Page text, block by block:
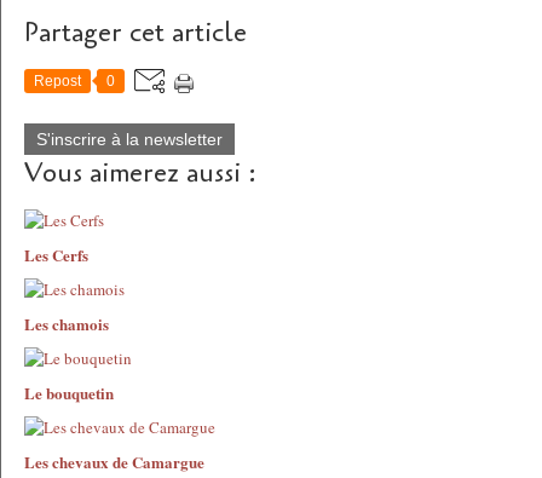
Partager cet article
Repost 0
S'inscrire à la newsletter
Vous aimerez aussi :
Les Cerfs
Les chamois
Le bouquetin
Les chevaux de Camargue